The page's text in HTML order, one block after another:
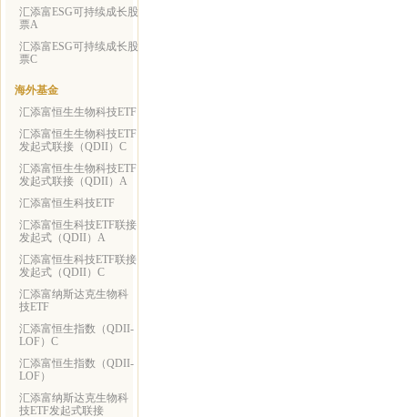
汇添富ESG可持续成长股
票A
汇添富ESG可持续成长股
票C
海外基金
汇添富恒生生物科技ETF
汇添富恒生生物科技ETF
发起式联接（QDII）C
汇添富恒生生物科技ETF
发起式联接（QDII）A
汇添富恒生科技ETF
汇添富恒生科技ETF联接
发起式（QDII）A
汇添富恒生科技ETF联接
发起式（QDII）C
汇添富纳斯达克生物科
技ETF
汇添富恒生指数（QDII-
LOF）C
汇添富恒生指数（QDII-
LOF）
汇添富纳斯达克生物科
技ETF发起式联接